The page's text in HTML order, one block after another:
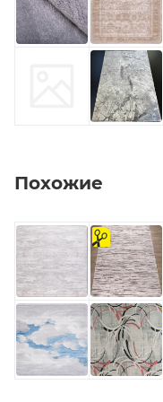
Похожие
на
отрез